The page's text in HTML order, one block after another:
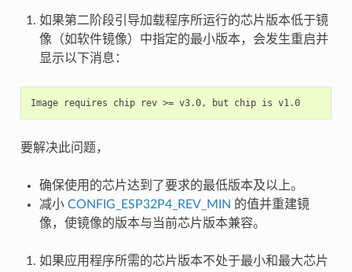
如果第二阶段引导加载程序所运行的芯片版本低于镜
像（如软件镜像）中指定的最小版本，会发生重启并
显示以下消息：
Image requires chip rev >= v3.0, but chip is v1.0
要解决此问题，
确保使用的芯片达到了要求的最低版本及以上。
减小 CONFIG_ESP32P4_REV_MIN 的值并重建镜
像，使镜像的版本与当前芯片版本兼容。
如果应用程序所需的芯片版本不处于最小和最大芯片